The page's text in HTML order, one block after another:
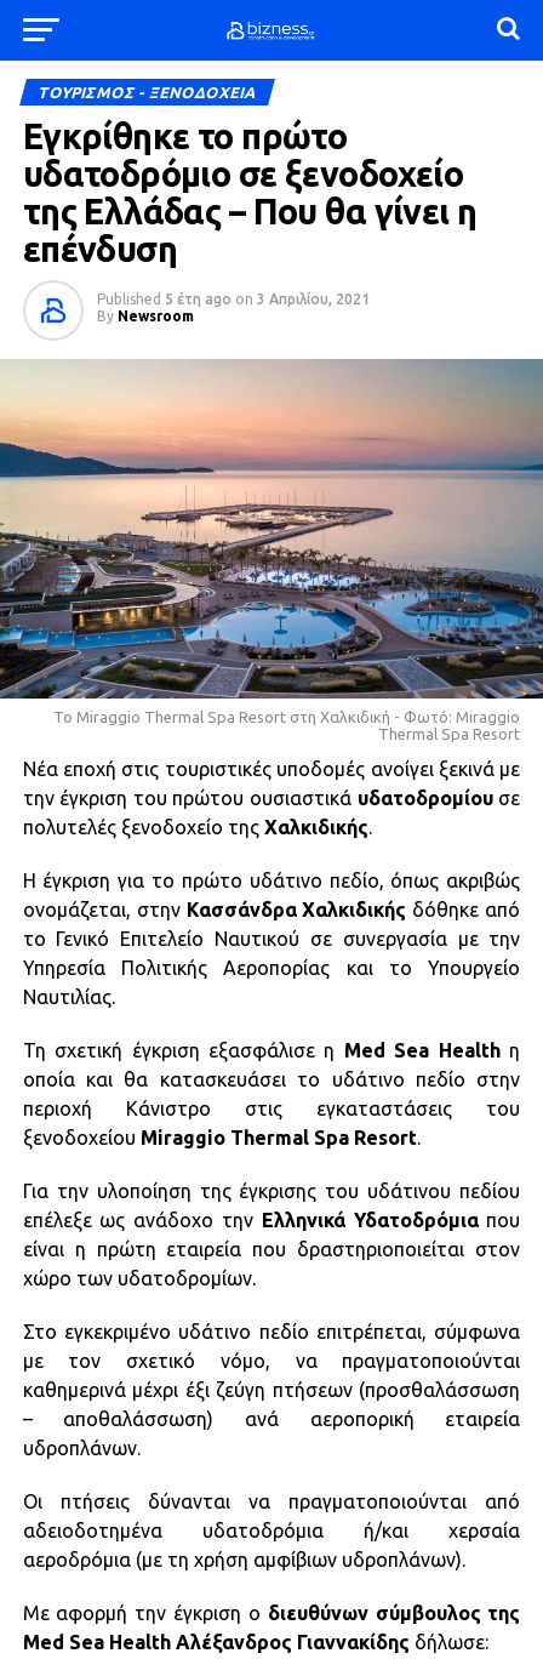
ΤΟΥΡΙΣΜΟΣ - ΞΕΝΟΔΟΧΕΙΑ
Εγκρίθηκε το πρώτο
υδατοδρόμιο σε ξενοδοχείο
της Ελλάδας – Που θα γίνει η
επένδυση
Published 5 έτη ago on 3 Απριλίου, 2021
By Newsroom
To Miraggio Thermal Spa Resort στη Χαλκιδική - Φωτό: Miraggio
Thermal Spa Resort
Νέα εποχή στις τουριστικές υποδομές ανοίγει ξεκινά με
την έγκριση του πρώτου ουσιαστικά υδατοδρομίουσε
πολυτελές ξενοδοχείο της Χαλκιδικής.
H έγκριση για το πρώτο υδάτινο πεδίο, όπως ακριβώς
ονομάζεται, στην Κασσάνδρα Χαλκιδικής δόθηκε από
το Γενικό Επιτελείο Ναυτικού σε συνεργασία με την
Υπηρεσία Πολιτικής Αεροπορίας και το Υπουργείο
Ναυτιλίας.
Τη σχετική έγκριση εξασφάλισε η Med Sea Ηealthη
οποία και θα κατασκευάσει το υδάτινο πεδίο στην
περιοχή Κάνιστρο στις εγκαταστάσεις του
ξενοδοχείου Miraggio Thermal Spa Resort.
Για την υλοποίηση της έγκρισης του υδάτινου πεδίου
επέλεξε ως ανάδοχο την Ελληνικά Υδατοδρόμιαπου
είναι η πρώτη εταιρεία που δραστηριοποιείται στον
χώρο των υδατοδρομίων.
Στο εγκεκριμένο υδάτινο πεδίο επιτρέπεται, σύμφωνα
με τον σχετικό νόμο, να πραγματοποιούνται
καθημερινά μέχρι έξι ζεύγη πτήσεων (προσθαλάσσωση
– αποθαλάσσωση) ανά αεροπορική εταιρεία
υδροπλάνων.
Οι πτήσεις δύνανται να πραγματοποιούνται από
αδειοδοτημένα υδατοδρόμια ή/και χερσαία
αεροδρόμια (με τη χρήση αμφίβιων υδροπλάνων).
Με αφορμή την έγκριση ο διευθύνων σύμβουλος της
Med Sea Ηealth Αλέξανδρος Γιαννακίδης δήλωσε: